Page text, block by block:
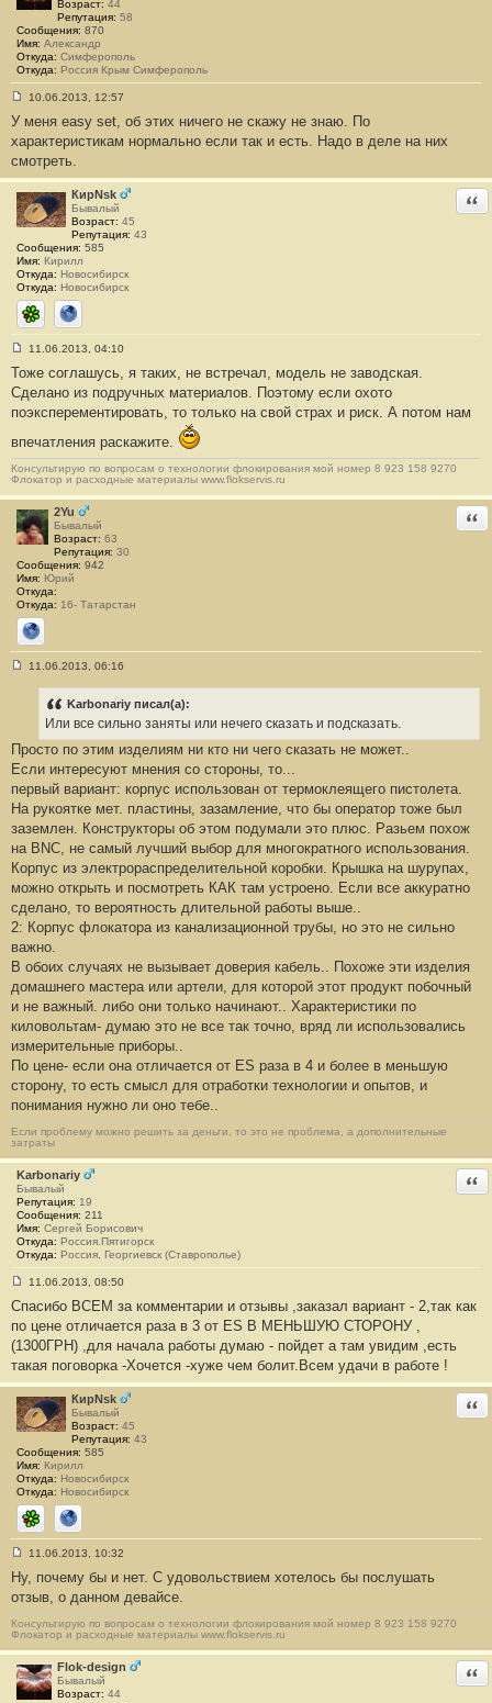
Возраст: 44
Репутация: 58
Сообщения: 870
Имя: Александр
Откуда: Симферополь
Откуда: Россия Крым Симферополь
о
б
щ
н
и
е
#
1
10.06.2013, 12:57
У меня easy set, об этих ничего не скажу не знаю. По
характеристикам нормально если так и есть. Надо в деле на них
смотреть.
КирNsk
Бывалый
Возраст: 45
Репутация: 43
Сообщения: 585
Имя: Кирилл
Откуда: Новосибирск
Откуда: Новосибирск
ICQ Сайт
о
б
щ
н
и
е
#
2
11.06.2013, 04:10
Тоже соглашусь, я таких, не встречал, модель не заводская.
Сделано из подручных материалов. Поэтому если охото
поэксперементировать, то только на свой страх и риск. А потом нам
впечатления раскажите.
Консультирую по вопросам о технологии флокирования мой номер 8 923 158 9270
Флокатор и расходные материалы www.flokservis.ru
2Yu
Бывалый
Возраст: 63
Репутация: 30
Сообщения: 942
Имя: Юрий
Откуда:
Откуда: 16- Татарстан
Сайт
н
и
#
5
11.06.2013, 06:16
Karbonariy писал(а):
Или все сильно заняты или нечего сказать и подсказать.
Просто по этим изделиям ни кто ни чего сказать не может..
Если интересуют мнения со стороны, то...
первый вариант: корпус использован от термоклеящего пистолета.
На рукоятке мет. пластины, зазамление, что бы оператор тоже был
заземлен. Конструкторы об этом подумали это плюс. Разьем похож
на BNC, не самый лучший выбор для многократного использования.
Корпус из электрораспределительной коробки. Крышка на шурупах,
можно открыть и посмотреть КАК там устроено. Если все аккуратно
сделано, то вероятность длительной работы выше..
2: Корпус флокатора из канализационной трубы, но это не сильно
важно.
В обоих случаях не вызывает доверия кабель.. Похоже эти изделия
домашнего мастера или артели, для которой этот продукт побочный
и не важный. либо они только начинают.. Характеристики по
киловольтам- думаю это не все так точно, вряд ли использовались
измерительные приборы..
По цене- если она отличается от ES раза в 4 и более в меньшую
сторону, то есть смысл для отработки технологии и опытов, и
понимания нужно ли оно тебе..
Если проблему можно решить за деньги, то это не проблема, а дополнительные
затраты
Karbonariy
Бывалый
Репутация: 19
Сообщения: 211
Имя: Сергей Борисович
Откуда: Россия.Пятигорск
Откуда: Россия, Георгиевск (Ставрополье)
о
б
щ
н
и
е
#
5
11.06.2013, 08:50
Спасибо ВСЕМ за комментарии и отзывы ,заказал вариант - 2,так как
по цене отличается раза в 3 от ES В МЕНЬШУЮ СТОРОНУ ,
(1300ГРН) ,для начала работы думаю - пойдет а там увидим ,есть
такая поговорка -Хочется -хуже чем болит.Всем удачи в работе !
КирNsk
Бывалый
Возраст: 45
Репутация: 43
Сообщения: 585
Имя: Кирилл
Откуда: Новосибирск
Откуда: Новосибирск
ICQ Сайт
о
б
щ
е
и
е
#
5
11.06.2013, 10:32
Ну, почему бы и нет. С удовольствием хотелось бы послушать
отзыв, о данном девайсе.
Консультирую по вопросам о технологии флокирования мой номер 8 923 158 9270
Флокатор и расходные материалы www.flokservis.ru
Flok-design
Бывалый
Возраст: 44